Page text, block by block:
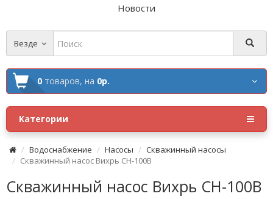
Новости
Везде
0 товаров, на 0р.
Категории
Водоснабжение Насосы
Скважинный насосы
Скважинный насос Вихрь СН-100B
Скважинный насос Вихрь СН-100B